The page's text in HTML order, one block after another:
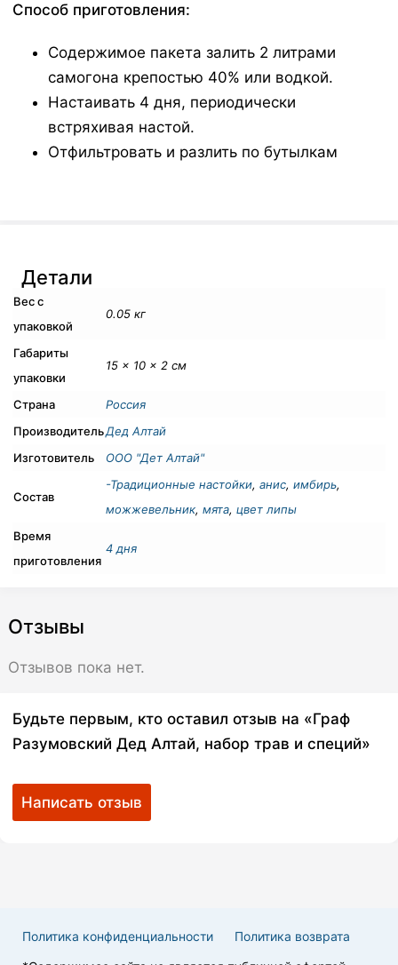
Способ приготовления:
Содержимое пакета залить 2 литрами
самогона крепостью 40% или водкой.
Настаивать 4 дня, периодически
встряхивая настой.
Отфильтровать и разлить по бутылкам
Детали
Вес с
упаковкой
0.05 кг
Габариты
упаковки
15 × 10 × 2 см
Страна
Россия
ПроизводительДед Алтай
Изготовитель
ООО "Дет Алтай"
Состав
-Традиционные настойки, анис, имбирь,
можжевельник, мята, цвет липы
Время
приготовления
4 дня
Отзывы
Отзывов пока нет.
Будьте первым, кто оставил отзыв на «Граф
Разумовский Дед Алтай, набор трав и специй»
Написать отзыв
Политика конфиденциальности
Политика возврата